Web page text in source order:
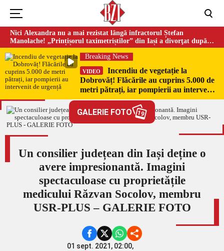
Nici Alexandra nu a mai rezistat lângă infractorul Ștefan
Manolache! „Prințișorul taximetriștilor” din Iași a divorţat după
doi ani de căsnicie
Breaking News
VIDEO
Incendiu de vegetație la
Dobrovăț! Flăcările au cuprins 5.000 de
metri pătrați, iar pompierii au intervenit
de urgență
GALERIE FOTO 19
Un consilier județean din Iași deține o
avere impresionantă. Imagini
spectaculoase cu proprietățile
medicului Răzvan Socolov, membru
USR-PLUS – GALERIE FOTO
01 sept. 2021, 02:00,